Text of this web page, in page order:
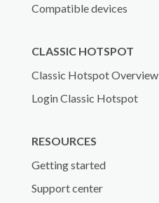
Compatible devices
CLASSIC HOTSPOT
Classic Hotspot Overview
Login Classic Hotspot
RESOURCES
Getting started
Support center